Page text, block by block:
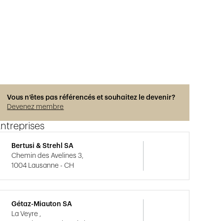
Vous n’êtes pas référencés et souhaitez le devenir?
Devenez membre
Bertusi & Strehl SA
Chemin des Avelines 3,
1004 Lausanne - CH
Gétaz-Miauton SA
La Veyre ,